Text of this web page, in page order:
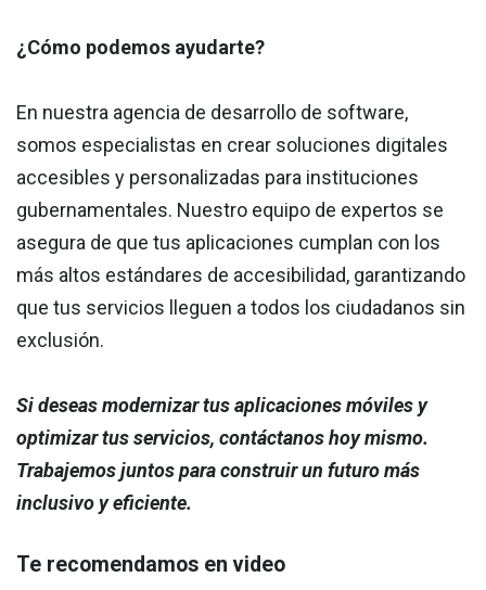
¿Cómo podemos ayudarte?
En nuestra agencia de desarrollo de software,
somos especialistas en crear soluciones digitales
accesibles y personalizadas para instituciones
gubernamentales. Nuestro equipo de expertos se
asegura de que tus aplicaciones cumplan con los
más altos estándares de accesibilidad, garantizando
que tus servicios lleguen a todos los ciudadanos sin
exclusión.
Si deseas modernizar tus aplicaciones móviles y
optimizar tus servicios, contáctanos hoy mismo.
Trabajemos juntos para construir un futuro más
inclusivo y eficiente.
Te recomendamos en video